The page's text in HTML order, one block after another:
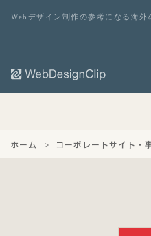
Webデザイン制作の参考になる海
ホーム コーポレートサイト・